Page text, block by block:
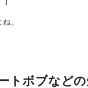
。
トボブなど